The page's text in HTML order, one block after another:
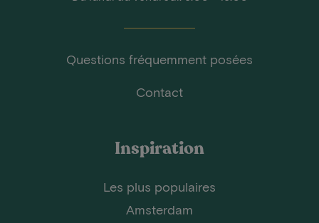
Questions fréquemment posées
Contact
Inspiration
Les plus populaires
Amsterdam